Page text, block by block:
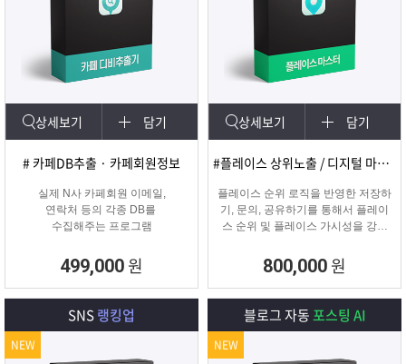
상세보기 담기
# 카페DB추출 · 카페회원정보
실제 N사 카페회원 이메일,
연락처 등의 각종 DB를
수집해주는 프로그램
499,000 원
상세보기 담기
#플레이스 상위노출 / 디지털 마케팅
플레이스 순위 로직을 반영한 저장하
기, 문의, 공유하기를 통해서 플레이
스 순위 및 플레이스 가시성을 강화
800,000 원
SNS랭킹업
NEW
블로그 자동포스팅 AI
NEW